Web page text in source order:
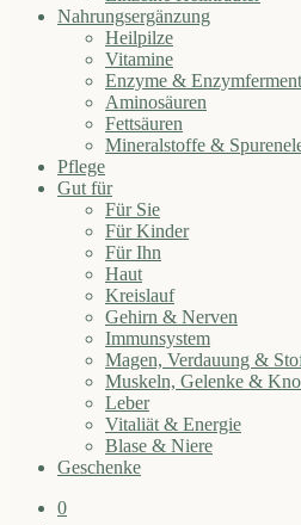
Nahrungsergänzung
Heilpilze
Vitamine
Enzyme &
Aminosäuren
Fettsäuren
Mineralstoffe &
Pflege
Gut für
Für Sie
Für Kinder
Für Ihn
Haut
Kreislauf
Gehirn & Nerven
Immunsystem
Magen, Verdauung &
Muskeln, Gelenke &
Leber
Vitaliät & Energie
Blase & Niere
Geschenke
0